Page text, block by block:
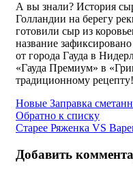
А вы знали? История
Голландии на берегу
готовили сыр из
название
от города Гауда в
«Гауда Премиум» в
традиционному
Новые Заправка
Обратно к списку
Старее Ряженка VS
Добавить